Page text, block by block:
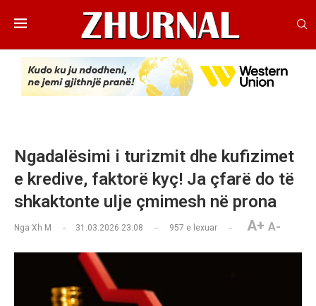
Ngadalësimi i turizmit dhe kufizimet
e kredive, faktorë kyç! Ja çfarë do të
shkaktonte ulje çmimesh në prona
Nga Xh M 31.03.2026 23:08 957 e lexuar A+ A-